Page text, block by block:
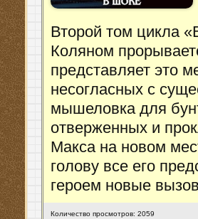
Второй том цикла
Коляном
представляет это
несогласных с
мышеловка для
отверженных и
Макса на новом
голову все его
героем новые
Количество просмотров: 2059